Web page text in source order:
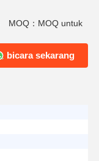
MOQ：MOQ untuk
bicara sekarang